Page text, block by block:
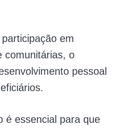
em
comunitárias, o
pessoal
é essencial para que